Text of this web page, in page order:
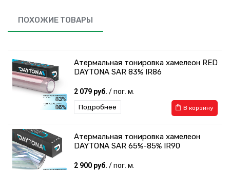
ПОХОЖИЕ ТОВАРЫ
Атермальная тонировка хамелеон RED
DAYTONA SAR 83% IR86
2 079 руб. / пог. м.
В корзину
Подробнее
Атермальная тонировка хамелеон
DAYTONA SAR 65%-85% IR90
2 900 руб. / пог. м.